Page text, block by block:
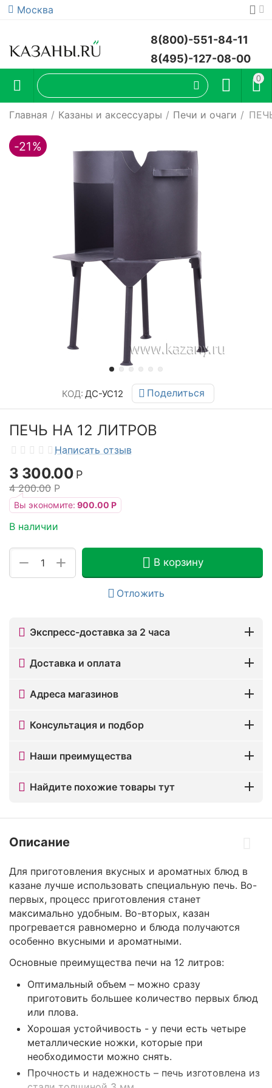
Москва
8(800)-551-84-11
8(495)-127-08-00
0
Главная / Казаны и аксессуары / Печи и очаги /
КОД: ДС-УС12 Поделиться
ПЕЧЬ НА 12 ЛИТРОВ
Написать отзыв
3 300.00 Р
4 200.00 Р
Вы экономите: 900.00 Р
В наличии
+
− В корзину
Отложить
Экспресс-доставка за 2 часа
Доставка и оплата
Адреса магазинов
Консультация и подбор
Наши преимущества
Найдите похожие товары тут
Описание
Для приготовления вкусных и ароматных блюд в
казане лучше использовать специальную печь. Во-
первых, процесс приготовления станет
максимально удобным. Во-вторых, казан
прогревается равномерно и блюда получаются
особенно вкусными и ароматными.
Основные преимущества печи на 12 литров:
Оптимальный объем – можно сразу
приготовить большее количество первых блюд
или плова.
Хорошая устойчивость - у печи есть четыре
металлические ножки, которые при
необходимости можно снять.
Прочность и надежность – печь изготовлена из